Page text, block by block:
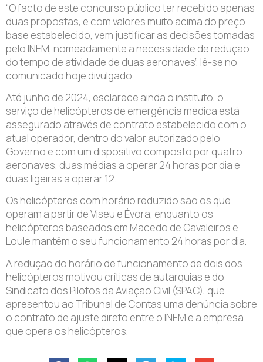
“O facto de este concurso público ter recebido apenas
duas propostas, e com valores muito acima do preço
base estabelecido, vem justificar as decisões tomadas
pelo INEM, nomeadamente a necessidade de redução
do tempo de atividade de duas aeronaves”, lê-se no
comunicado hoje divulgado.
Até junho de 2024, esclarece ainda o instituto, o
serviço de helicópteros de emergência médica está
assegurado através de contrato estabelecido com o
atual operador, dentro do valor autorizado pelo
Governo e com um dispositivo composto por quatro
aeronaves, duas médias a operar 24 horas por dia e
duas ligeiras a operar 12.
Os helicópteros com horário reduzido são os que
operam a partir de Viseu e Évora, enquanto os
helicópteros baseados em Macedo de Cavaleiros e
Loulé mantêm o seu funcionamento 24 horas por dia.
A redução do horário de funcionamento de dois dos
helicópteros motivou críticas de autarquias e do
Sindicato dos Pilotos da Aviação Civil (SPAC), que
apresentou ao Tribunal de Contas uma denúncia sobre
o contrato de ajuste direto entre o INEM e a empresa
que opera os helicópteros.